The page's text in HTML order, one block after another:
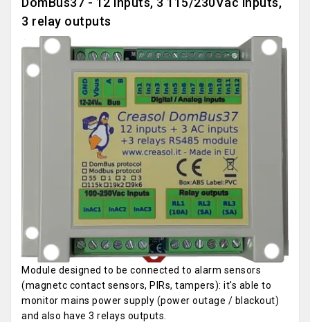
3 relay outputs
Module designed to be connected to alarm sensors
(magnetc contact sensors, PIRs, tampers): it's able to
monitor mains power supply (power outage / blackout)
and also have 3 relays outputs.